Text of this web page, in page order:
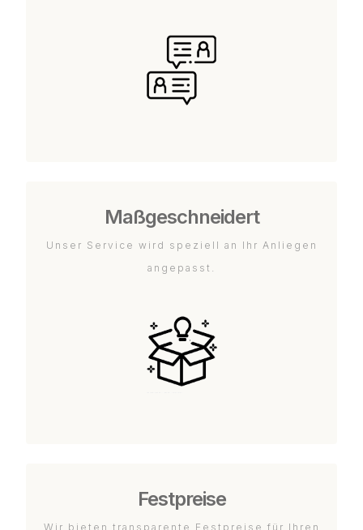
Maßgeschneidert
Unser Service wird speziell an Ihr Anliegen
angepasst.
Festpreise
Wir bieten transparente Festpreise für Ihren